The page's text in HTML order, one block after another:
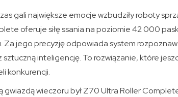
gali największe emocje wzbudziły roboty
oferuje siłę ssania na poziomie 42 000
Za jego precyzję odpowiada system
sztuczną inteligencję. To rozwiązanie, które
konkurencji.
gwiazdą wieczoru był Z70 Ultra Roller